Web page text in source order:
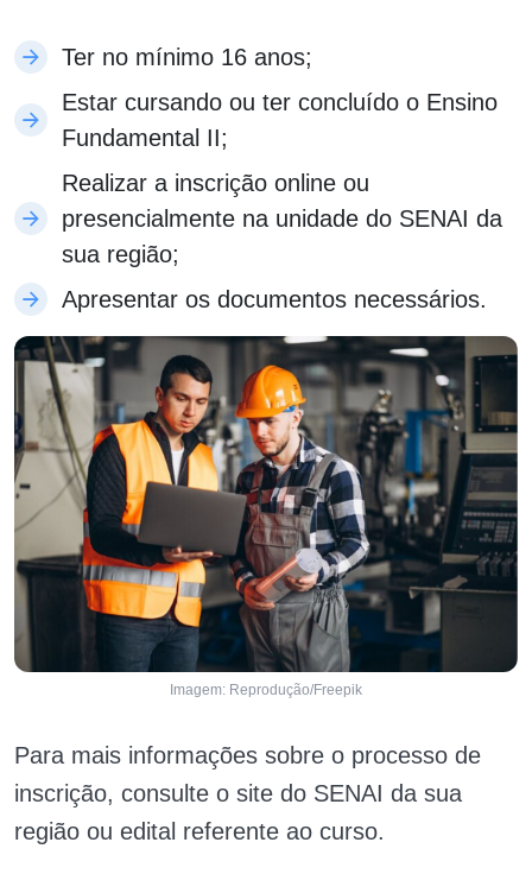
Ter no mínimo 16 anos;
Estar cursando ou ter concluído o Ensino
Fundamental II;
Realizar a inscrição online ou
presencialmente na unidade do SENAI da
sua região;
Apresentar os documentos necessários.
Imagem: Reprodução/Freepik
Para mais informações sobre o processo de
inscrição, consulte o site do SENAI da sua
região ou edital referente ao curso.